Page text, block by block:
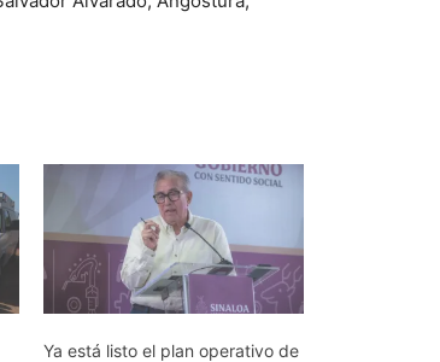
Ya está listo el plan operativo de